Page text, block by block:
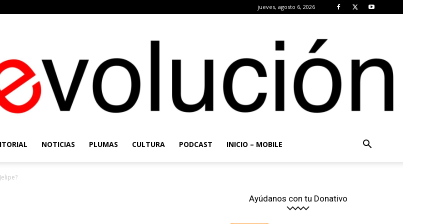
jueves, agosto 6, 2026
NOTICIAS PLUMAS CULTURA PODCAST INICIO – MOBILE
Ayúdanos con tu Donativo